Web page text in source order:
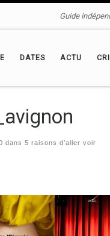
Guide
DATES ACTU
dans 5 raisons d’aller voir